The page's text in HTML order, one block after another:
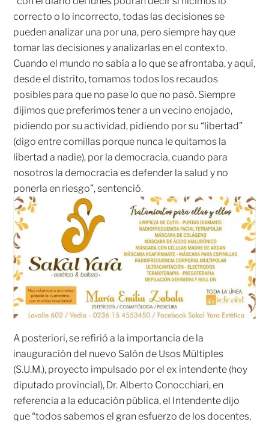
correcto o lo incorrecto, todas las decisiones se
pueden analizar una por una, pero siempre hay que
tomar las decisiones y analizarlas en el contexto.
Cuando el mundo no sabía a lo que se afrontaba, y aquí,
desde el distrito, tomamos todos los recaudos
posibles para que no pase lo que no pasó. Siempre
dijimos que preferimos tener a un vecino enojado,
pidiendo por su actividad, pidiendo por su “libertad”
(digo entre comillas porque nunca le quitamos la
libertad a nadie), por la democracia, cuando para
nosotros la democracia es defender la salud y no
ponerla en riesgo”, sentenció.
A posteriori, se refirió a la importancia de la
inauguración del nuevo Salón de Usos Múltiples
(S.U.M.), proyecto impulsado por el ex intendente (hoy
diputado provincial), Dr. Alberto Conocchiari, en
referencia a la educación pública, el Intendente dijo
que “todos sabemos el gran esfuerzo de los docentes,